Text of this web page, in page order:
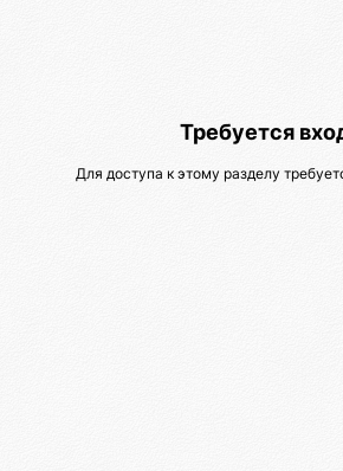
Требуется
Для доступа к этому разделу